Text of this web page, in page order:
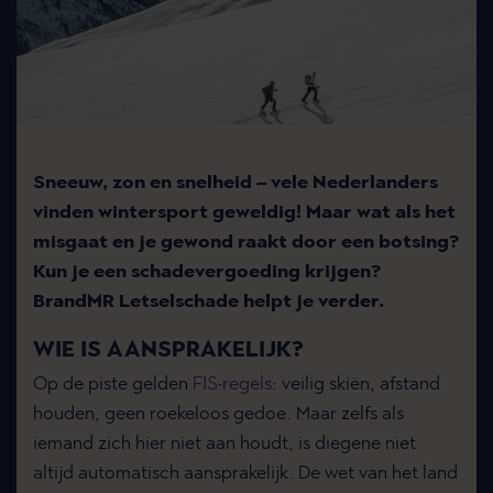
Sneeuw, zon en snelheid – vele Nederlanders
vinden wintersport geweldig! Maar wat als het
misgaat en je gewond raakt door een botsing?
Kun je een schadevergoeding krijgen?
BrandMR Letselschade helpt je verder.
WIE IS AANSPRAKELIJK?
Op de piste gelden FIS-regels: veilig skiën, afstand
houden, geen roekeloos gedoe. Maar zelfs als
iemand zich hier niet aan houdt, is diegene niet
altijd automatisch aansprakelijk. De wet van het land